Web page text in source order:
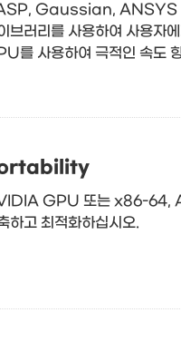
Gaussian, ANSYS
브러리를 사용하여 사용자
를 사용하여 극적인 속도
GPU 또는 x86-64,
하고 최적화하십시오.